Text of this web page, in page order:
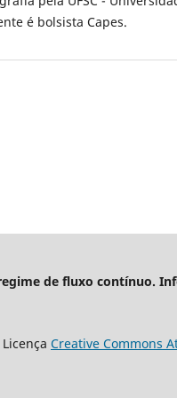
é bolsista Capes.
de fluxo contínuo.
Creative Commons